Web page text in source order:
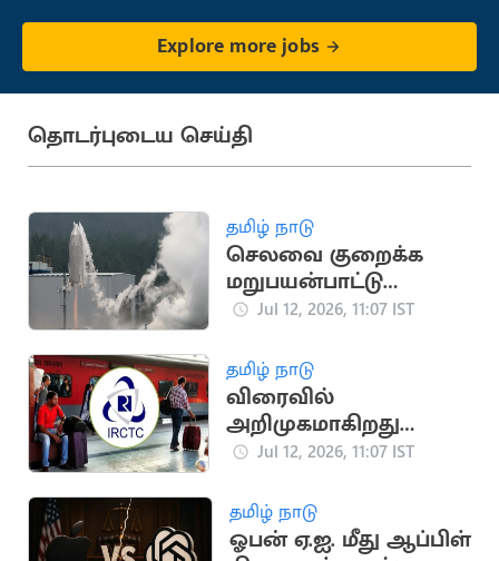
Explore more jobs
தொடர்புடைய செய்தி
தமிழ் நாடு
செலவை குறைக்க
மறுபயன்பாட்டு
ராக்கெட்டை
சோதித்தது ஜப்பான்
Jul 12, 2026, 11:07 IST
தமிழ் நாடு
விரைவில்
அறிமுகமாகிறது
மேம்படுத்தப்பட்ட புதிய
இணையதளம்
Jul 12, 2026, 11:07 IST
தமிழ் நாடு
ஓபன் ஏ.ஐ. மீது ஆப்பிள்